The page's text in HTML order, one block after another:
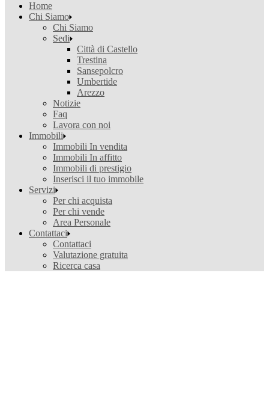
Home
Chi Siamo
Chi Siamo
Sedi
Città di Castello
Trestina
Sansepolcro
Umbertide
Arezzo
Notizie
Faq
Lavora con noi
Immobili
Immobili In vendita
Immobili In affitto
Immobili di prestigio
Inserisci il tuo immobile
Servizi
Per chi acquista
Per chi vende
Area Personale
Contattaci
Contattaci
Valutazione gratuita
Ricerca casa